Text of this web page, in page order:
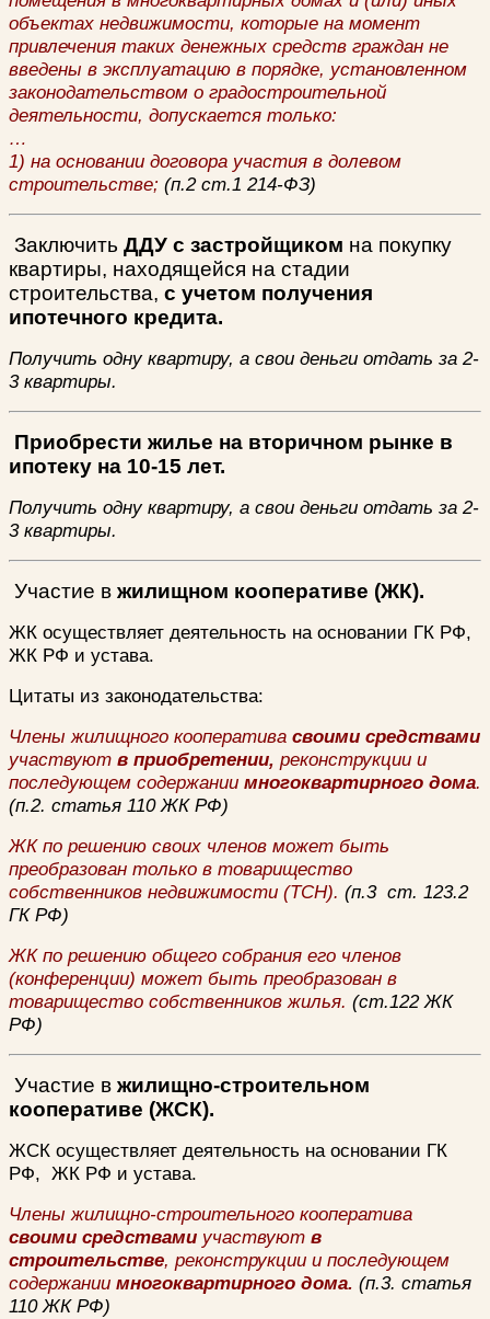
объектах недвижимости, которые на момент
привлечения таких денежных средств граждан не
введены в эксплуатацию в порядке, установленном
законодательством о градостроительной
деятельности, допускается только:
…
1) на основании договора участия в долевом
строительстве; (п.2 ст.1 214-ФЗ)
Заключить ДДУ с застройщиком на покупку
квартиры, находящейся на стадии
строительства, с учетом получения
ипотечного кредита.
Получить одну квартиру, а свои деньги отдать за 2-
3 квартиры.
Приобрести жилье на вторичном рынке в
ипотеку на 10-15 лет.
Получить одну квартиру, а свои деньги отдать за 2-
3 квартиры.
Участие в жилищном кооперативе (ЖК).
ЖК осуществляет деятельность на основании ГК РФ,
ЖК РФ и устава.
Цитаты из законодательства:
Члены жилищного кооператива своими средствами
участвуют в приобретении, реконструкции и
последующем содержании многоквартирного дома.
(п.2. статья 110 ЖК РФ)
ЖК по решению своих членов может быть
преобразован только в товарищество
собственников недвижимости (ТСН). (п.3 ст. 123.2
ГК РФ)
ЖК по решению общего собрания его членов
(конференции) может быть преобразован в
товарищество собственников жилья. (ст.122 ЖК
РФ)
Участие в жилищно-строительном
кооперативе (ЖСК).
ЖСК осуществляет деятельность на основании ГК
РФ, ЖК РФ и устава.
Члены жилищно-строительного кооператива
своими средствами участвуют в
строительстве, реконструкции и последующем
содержании многоквартирного дома. (п.3. статья
110 ЖК РФ)